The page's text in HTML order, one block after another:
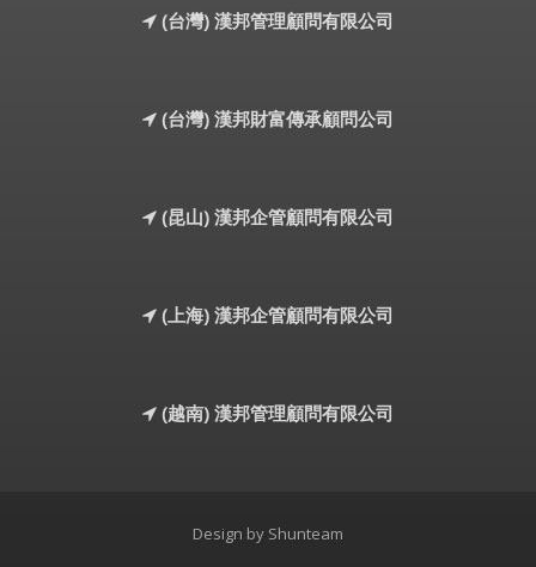
(台灣) 漢邦管理顧問有限公司
(台灣) 漢邦財富傳承顧問公司
(昆山) 漢邦企管顧問有限公司
(上海) 漢邦企管顧問有限公司
(越南) 漢邦管理顧問有限公司
Design by Shunteam